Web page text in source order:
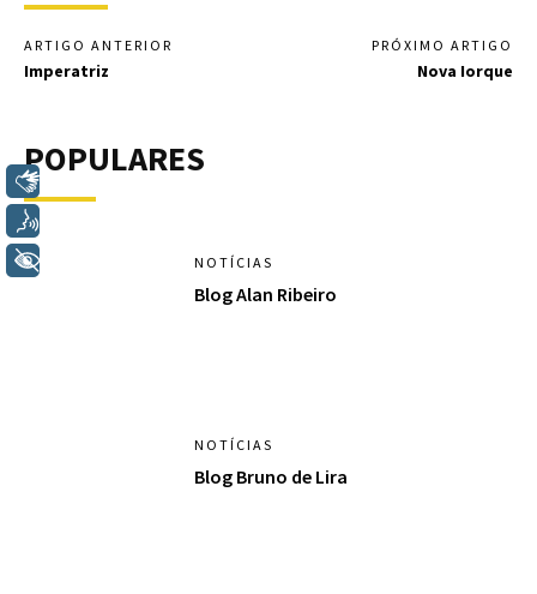
ARTIGO ANTERIOR
Imperatriz
PRÓXIMO ARTIGO
Nova Iorque
POPULARES
NOTÍCIAS
Blog Alan Ribeiro
NOTÍCIAS
Blog Bruno de Lira
+ Acessibilidade